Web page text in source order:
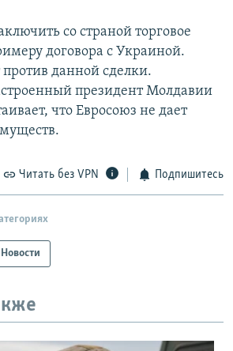
со страной торговое
договора с Украиной.
против данной сделки.
президент Молдавии
что Евросоюз не дает
Читать без VPN Подпишитесь
Новости